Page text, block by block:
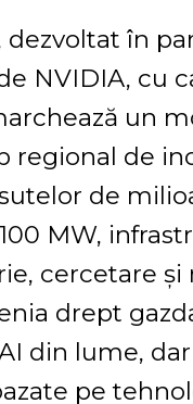
dezvoltat în
NVIDIA, cu
un
regional de
de
MW,
cercetare
drept
din lume,
pe